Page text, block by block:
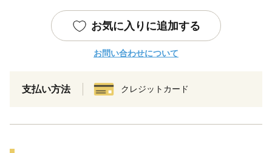
お気に入りに追加する
お問い合わせについて
支払い方法 クレジットカード